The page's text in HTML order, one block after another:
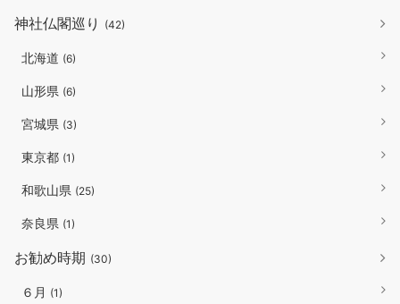
神社仏閣巡り (42)
北海道 (6)
山形県 (6)
宮城県 (3)
東京都 (1)
和歌山県 (25)
奈良県 (1)
お勧め時期 (30)
６月 (1)